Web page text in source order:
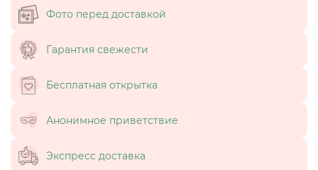
Фото перед доставкой
Гарантия свежести
Бесплатная открытка
Анонимное приветствие
Экспресс доставка